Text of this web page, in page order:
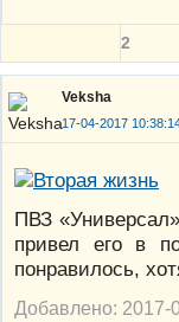
2
Veksha
17-04-2017
ПВЗ
привел его в
понравилось,
Добавлено: 2017-